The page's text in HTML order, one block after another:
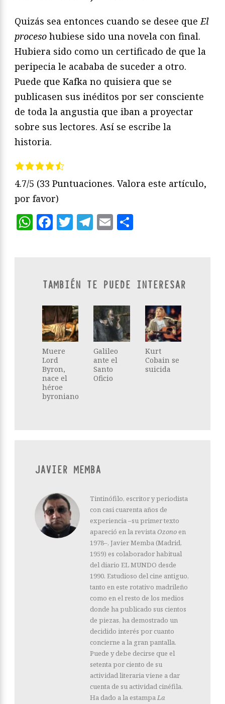
Quizás sea entonces cuando se desee queEl
proceso hubiese sido una novela con final.
Hubiera sido como un certificado de que la
peripecia le acababa de suceder a otro.
Puede que Kafka no quisiera que se
publicasen sus inéditos por ser consciente
de toda la angustia que iban a proyectar
sobre sus lectores. Así se escribe la
historia.
4.7/5 (33 Puntuaciones. Valora este artículo,
por favor)
WhatsApp
Facebook
Twitter
Telegram
Email
TAMBIÉN TE PUEDE INTERESAR
Muere
Lord
Byron,
nace el
héroe
byroniano
Galileo
ante el
Santo
Oficio
Kurt
Cobain se
suicida
JAVIER MEMBA
Tintinófilo, escritor y periodista
con casi cuarenta años de
experiencia –su primer texto
apareció en la revistaOzono en
1978–, Javier Memba (Madrid,
1959) es colaborador habitual
del diario EL MUNDO desde
1990. Estudioso del cine antiguo,
tanto en este rotativo madrileño
como en el resto de los medios
donde ha publicado sus cientos
de piezas, ha demostrado un
decidido interés por cuanto
concierne a la gran pantalla.
Puede y debe decirse que el
setenta por ciento de su
actividad literaria viene a dar
cuenta de su actividad cinéfila.
Ha dado a la estampaLa